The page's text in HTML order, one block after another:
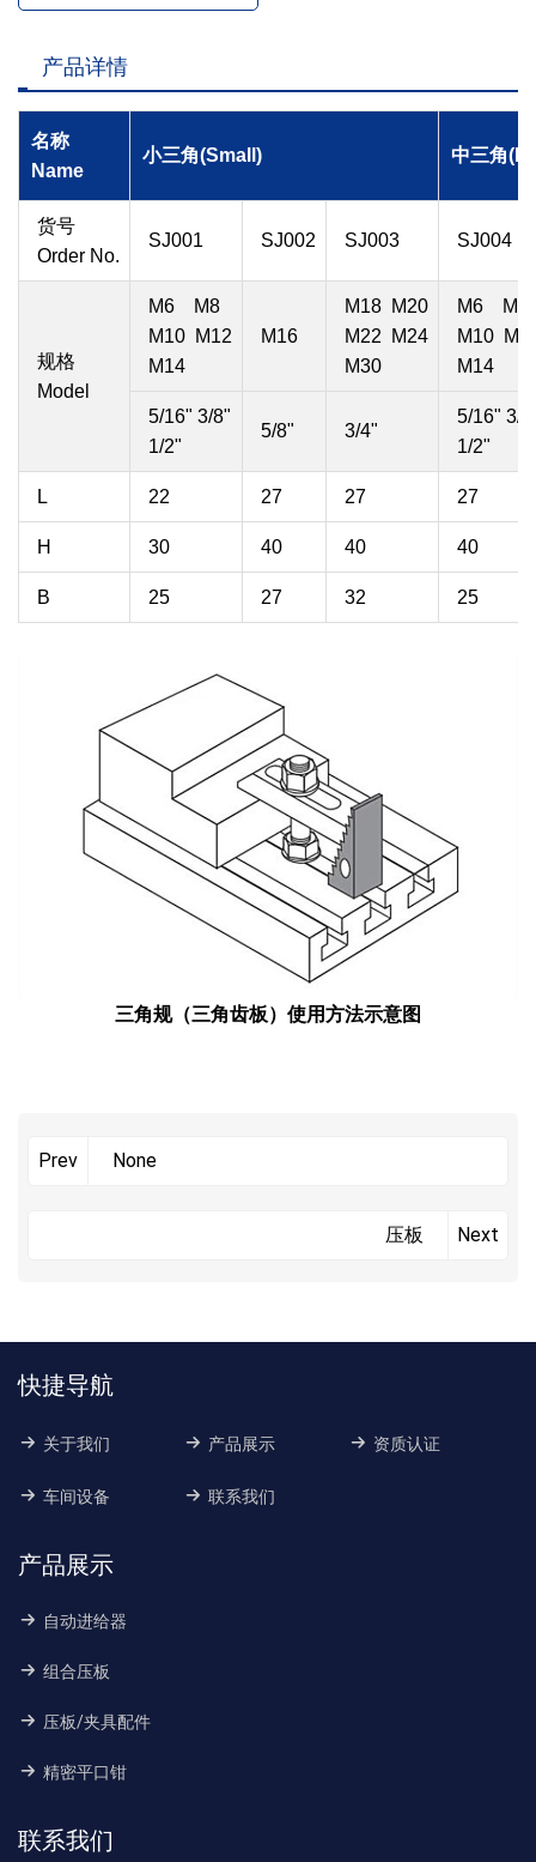
产品详情
名称
Name
小三角(Small) 中三角
货号
Order No.
SJ001 SJ002 SJ003 SJ004
规格
Model
M6 M8
M10 M12
M14
M16
M18 M20
M22 M24
M30
M6 M8
M10
M14
5/16" 3/8"
1/2"
5/8" 3/4"
5/16" 3/
1/2"
L 22 27 27 27
H 30 40 40 40
B 25 27 32 25
三角规（三角齿板）使用方法示意图
Prev None
压板 Next
快捷导航
关于我们 产品展示 资质认证
车间设备 联系我们
产品展示
自动进给器
组合压板
压板/夹具配件
精密平口钳
联系我们